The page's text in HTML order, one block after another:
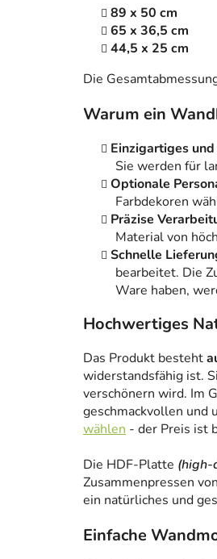
89 x 50 cm
65 x 36,5 cm
44,5 x 25 cm
Die
Warum ein
Einzigartiges
Sie werden für
Optionale
Farbdekoren
Präzise
Material von
Schnelle
bearbeitet. Die
Ware haben,
Hochwertiges
Das Produkt besteht
widerstandsfähig ist.
verschönern wird. Im
geschmackvollen und
wählen - der Preis ist
Die HDF-Platte (high-
Zusammenpressen
ein natürliches und
Einfache